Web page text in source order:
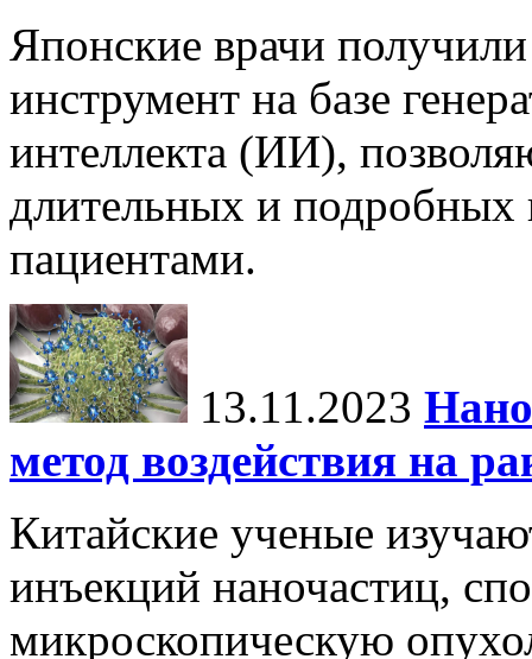
Японские врачи
инструмент на базе
интеллекта (ИИ),
длительных и подробных
пациентами.
13.11.2023
метод воздействия на
Китайские ученые
инъекций наночастиц,
микроскопическую